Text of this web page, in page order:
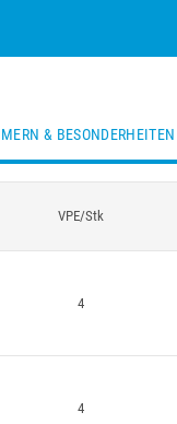
& BESONDERHEITEN
VPE/Stk
4
4